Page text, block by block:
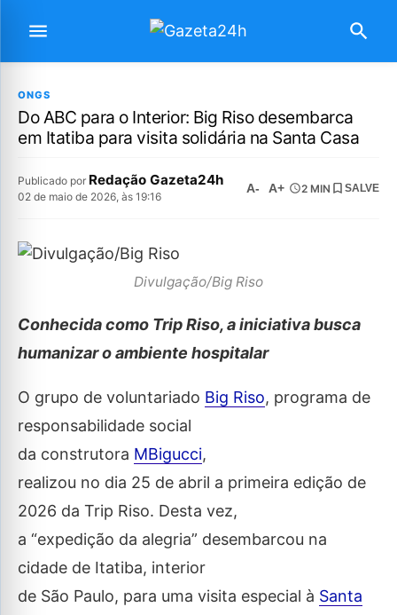
ONGS
Do ABC para o Interior: Big Riso desembarca
em Itatiba para visita solidária na Santa Casa
Publicado por Redação Gazeta24h
02 de maio de 2026, às 19:16
A- A+ 2 MIN SALVE
Divulgação/Big Riso
Conhecida como Trip Riso, a iniciativa busca
humanizar o ambiente hospitalar
O grupo de voluntariado Big Riso, programa de
responsabilidade social
da construtora MBigucci,
realizou no dia 25 de abril a primeira edição de
2026 da Trip Riso. Desta vez,
a “expedição da alegria” desembarcou na
cidade de Itatiba, interior
de São Paulo, para uma visita especial à Santa